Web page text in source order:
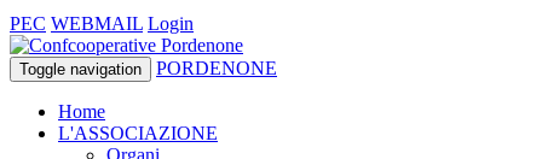
PEC WEBMAIL Login
Toggle navigation PORDENONE
Home
L'ASSOCIAZIONE
Organi